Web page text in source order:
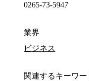
0265-73-5947
業界
ビジネス
関連するキーワー